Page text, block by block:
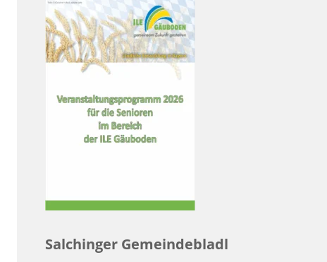
Salchinger Gemeindebladl